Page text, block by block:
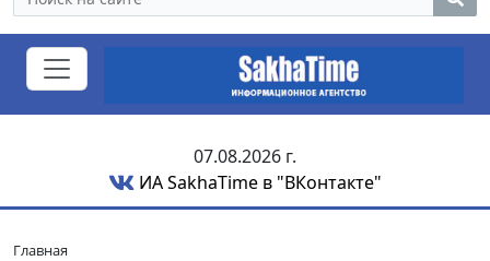
07.08.2026 г.
ИА SakhaTime в "ВКонтакте"
Главная